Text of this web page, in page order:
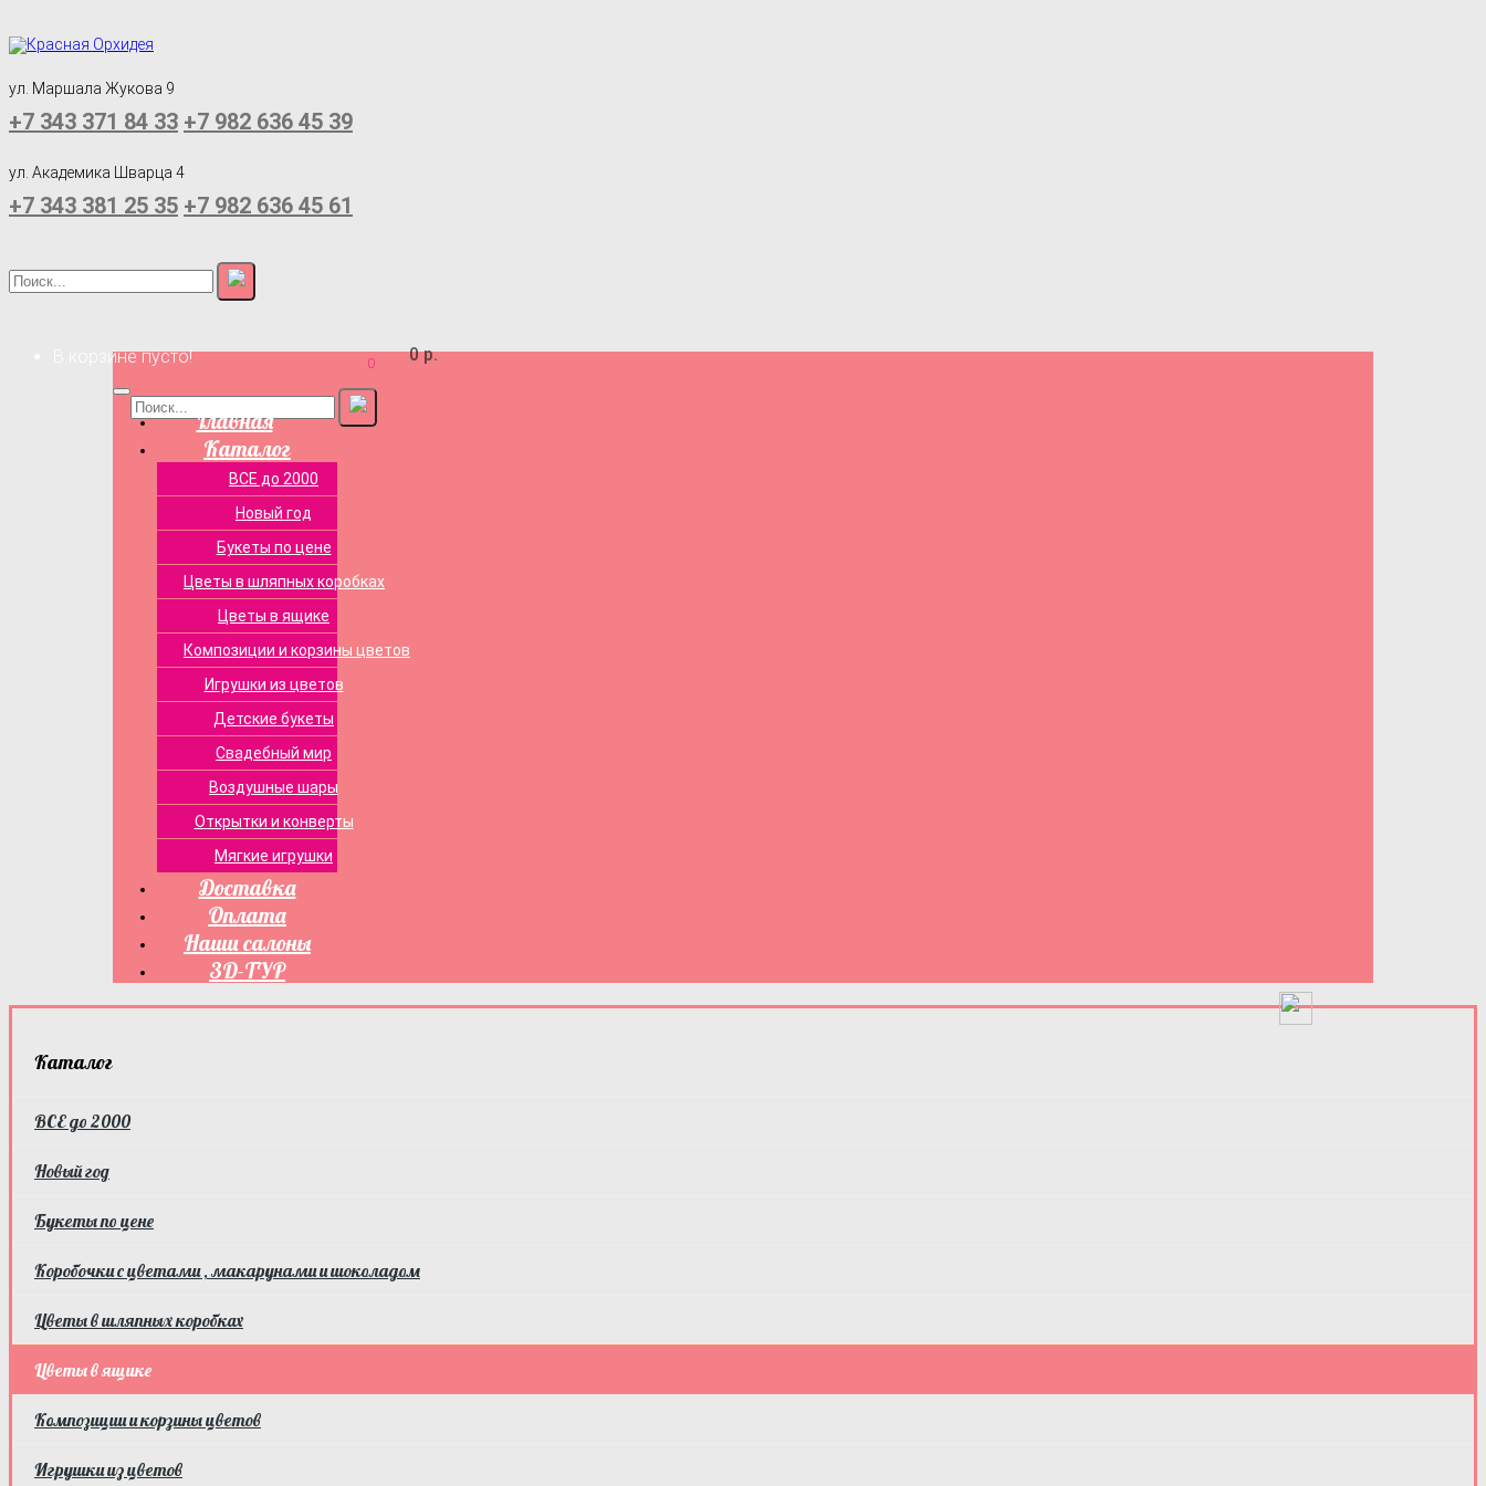
ул. Маршала Жукова 9
+7 343 371 84 33 +7 982 636 45 39
ул. Академика Шварца 4
+7 343 381 25 35 +7 982 636 45 61
0 0 р.
В корзине пусто!
Главная
Каталог
ВСЕ до 2000
Новый год
Букеты по цене
Цветы в шляпных коробках
Цветы в ящике
Композиции и корзины цветов
Игрушки из цветов
Детские букеты
Свадебный мир
Воздушные шары
Открытки и конверты
Мягкие игрушки
Доставка
Оплата
Наши салоны
3D-ТУР
Каталог
ВСЕ до 2000
Новый год
Букеты по цене
Коробочки с цветами , макарунами и шоколадом
Цветы в шляпных коробках
Цветы в ящике
Композиции и корзины цветов
Игрушки из цветов